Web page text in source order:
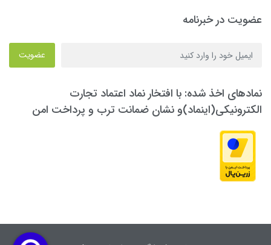
عضویت در خبرنامه
عضویت
نمادهای اخذ شده: با افتخار نماد اعتماد تجارت
الکترونیکی(اینماد)و نشان ضمانت ترب و پرداخت امن